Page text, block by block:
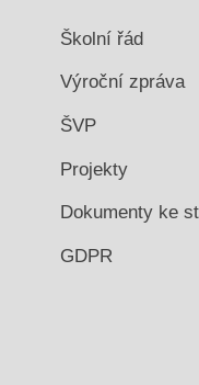
Školní řád
Výroční zpráva
ŠVP
Projekty
Dokumenty ke
GDPR